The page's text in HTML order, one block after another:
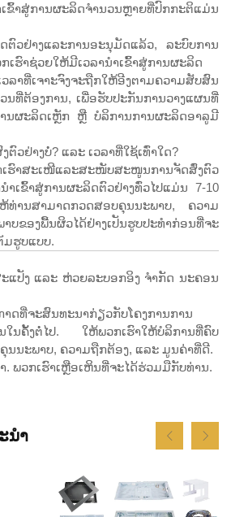
ສູ່ການຜະລິດຈຳນວນຫຼາຍທີ່ປົກກະຕິແມ່ນ
ຕົວຢ່າງແລະການອະນຸມັດແລ້ວ, ລະບົບການ
ເຮົາຊ່ວຍໃຫ້ມີເວລານຳເຂົ້າສູ່ການຜະລິດ
ລາທີ່ເຈາະຈົງຈະຖືກໃຫ້ອີງຕາມຄວາມສັບສົນ
ນທີ່ຕ້ອງການ, ເພື່ອຮັບປະກັນການວາງແຜນທີ່
ານຜະລິດເຫຼັກ ຫຼື ບໍລິການການຜະລິດອາລູມີ
ວຢ່າງບໍ່? ແລະ ເວລາທີ່ໃຊ້ເທົ່າໃດ?
າສະເໜີແລະສະໜັບສະໜູນການຈັດສົ່ງຕົວ
ນຳເຂົ້າສູ່ການຜະລິດຕົວຢ່າງທົ່ວໄປແມ່ນ 7-10
ທ່ານສາມາດກວດສອບຄຸນນະພາບ, ຄວາມ
ບຂອງພື້ນຜິວໄດ້ຢ່າງເປັນຮູບປະທຳກ່ອນທີ່ຈະ
ມຮູບແບບ.
ແປັງ ແລະ ຫ່ວຍລະບອກອິງ ຈຳກັດ ນະຄອນ
າດທີ່ຈະສົນທະນາກ່ຽວກັບໂຄງການການ
ນໃນຄັ້ງຕໍ່ໄປ. ໃຫ້ພວກເຮົາໃຫ້ບໍລິການທີ່ຄົບ
ນນະພາບ, ຄວາມຖືກຕ້ອງ, ແລະ ມູນຄ່າທີ່ດີ.
ພວກເຮົາເຫຼືອເຫິນທີ່ຈະໄດ້ຮ່ວມມືກັບທ່ານ.
ນຳ